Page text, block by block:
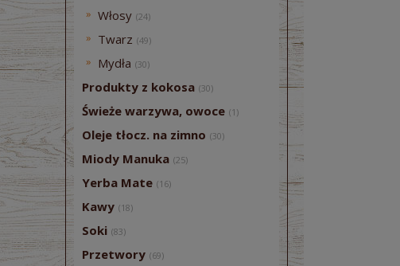
Włosy (24)
Twarz (49)
Mydła (30)
Produkty z kokosa (30)
Świeże warzywa, owoce (1)
Oleje tłocz. na zimno (30)
Miody Manuka (25)
Yerba Mate (16)
Kawy (18)
Soki (83)
Przetwory (69)